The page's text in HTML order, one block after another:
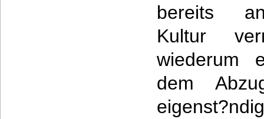
bereits
Kultur
wiederum
dem